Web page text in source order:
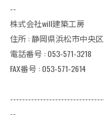
--
株式会社will建築工房
住所 : 静岡県浜松市中央
電話番号 : 053-571-3218
FAX番号 : 053-571-2614